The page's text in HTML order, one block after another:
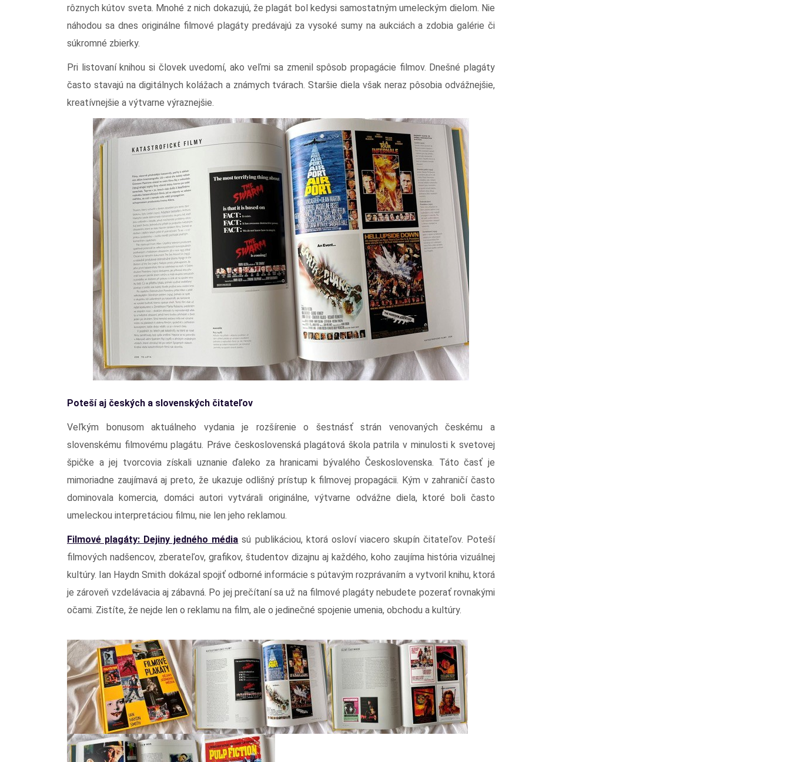
rôznych kútov sveta. Mnohé z nich dokazujú, že plagát bol kedysi samostatným umeleckým dielom. Nie
náhodou sa dnes originálne filmové plagáty predávajú za vysoké sumy na aukciách a zdobia galérie či
súkromné zbierky.
Pri listovaní knihou si človek uvedomí, ako veľmi sa zmenil spôsob propagácie filmov. Dnešné plagáty
často stavajú na digitálnych kolážach a známych tvárach. Staršie diela však neraz pôsobia odvážnejšie,
kreatívnejšie a výtvarne výraznejšie.
Poteší aj českých a slovenských čitateľov
Veľkým bonusom aktuálneho vydania je rozšírenie o šestnásť strán venovaných českému a
slovenskému filmovému plagátu. Práve československá plagátová škola patrila v minulosti k svetovej
špičke a jej tvorcovia získali uznanie ďaleko za hranicami bývalého Československa. Táto časť je
mimoriadne zaujímavá aj preto, že ukazuje odlišný prístup k filmovej propagácii. Kým v zahraničí často
dominovala komercia, domáci autori vytvárali originálne, výtvarne odvážne diela, ktoré boli často
umeleckou interpretáciou filmu, nie len jeho reklamou.
Filmové plagáty: Dejiny jedného média sú publikáciou, ktorá osloví viacero skupín čitateľov. Poteší
filmových nadšencov, zberateľov, grafikov, študentov dizajnu aj každého, koho zaujíma história vizuálnej
kultúry. Ian Haydn Smith dokázal spojiť odborné informácie s pútavým rozprávaním a vytvoril knihu, ktorá
je zároveň vzdelávacia aj zábavná. Po jej prečítaní sa už na filmové plagáty nebudete pozerať rovnakými
očami. Zistíte, že nejde len o reklamu na film, ale o jedinečné spojenie umenia, obchodu a kultúry.